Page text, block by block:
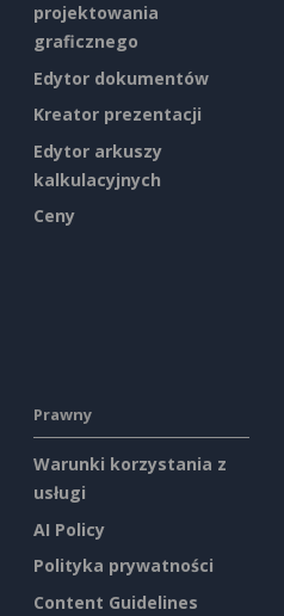
projektowania
graficznego
Edytor dokumentów
Kreator prezentacji
Edytor arkuszy
kalkulacyjnych
Ceny
Prawny
Warunki korzystania z
usługi
AI Policy
Polityka prywatności
Content Guidelines